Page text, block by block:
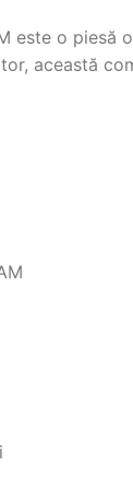
este o
această